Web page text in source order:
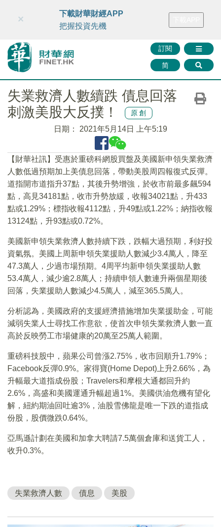
財華智庫網 FINTV FINMETA 財華證券 媒體矩陣
訂閱
简
×
下載財華財經APP
把握投資先機
失業救濟人數續跌 債息回落
刺激美股大反撲！
原創
日期： 2021年5月14日 上午5:19
【財華社訊】受惠於重磅科網股買盤及美國新申領失業救濟
人數低過預期加上美債息回落，帶動美股周四報復式反彈。
道指開市道指升37點，其後升勢增強，於收市前最多飆594
點，高見34181點，收市升勢放緩，收報34021點，升433
點或1.29%；標指收報4112點，升49點或1.22%；納指收報
13124點，升93點或0.72%。
美國新申領失業救濟人數持續下跌，跌幅大過預期，利好投
資氣氛。美國上周新申領失業援助人數減少3.4萬人，降至
47.3萬人，少過市場預期。4周平均新申領失業援助人數
53.4萬人，減少逾2.8萬人；持續申領人數連升兩個星期後
回落，失業援助人數減少4.5萬人，減至365.5萬人。
分析認為，美國政府的支援經濟措施增加失業援助金，可能
減弱失業人士尋找工作意欲，使首次申領失業救濟人數一直
高於反映勞工市場健康的20萬至25萬人範圍。
重磅科技股中，蘋果公司曾漲2.75%，收市回順升1.79%；
Facebook反彈0.9%。家得寶(Home Depot)上升2.66%，為
升幅最大道指成份股；Travelers和摩根大通都回升約
2.6%，高盛和美國運通升幅超過1%。美國供油危機有望化
解，紐約期油回吐逾3%，油股雪佛龍是唯一下跌的道指成
份股，股價微跌0.64%。
亞馬遜計劃在美國和加拿大聘請7.5萬個倉庫和送貨工人，
收升0.3%。
失業救濟人數 債息 美股